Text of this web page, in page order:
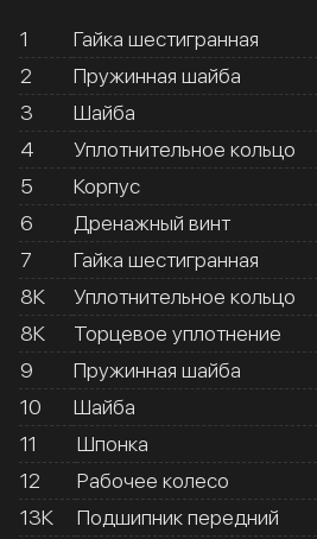
1
Гайка шестигранная
2
Пружинная шайба
3
Шайба
4
Уплотнительное кольцо
5
Корпус
6
Дренажный винт
7
Гайка шестигранная
8К
Уплотнительное кольцо
8К
Торцевое уплотнение
9
Пружинная шайба
10
Шайба
11
Шпонка
12
Рабочее колесо
13К
Подшипник передний